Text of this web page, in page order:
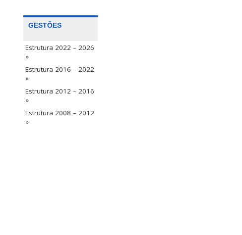
GESTÕES
Estrutura 2022 – 2026
»
Estrutura 2016 – 2022
»
Estrutura 2012 – 2016
»
Estrutura 2008 – 2012
»